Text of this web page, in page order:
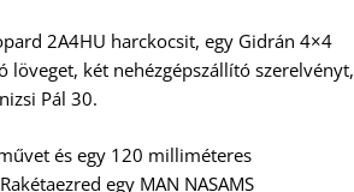
2A4HU harckocsit, egy Gidrán 4×4
két nehézgépszállító szerelvényt,
Pál 30.
és egy 120 milliméteres
egy MAN NASAMS